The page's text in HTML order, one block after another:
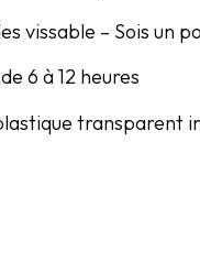
vissable – Sois un
6 à 12 heures
transparent